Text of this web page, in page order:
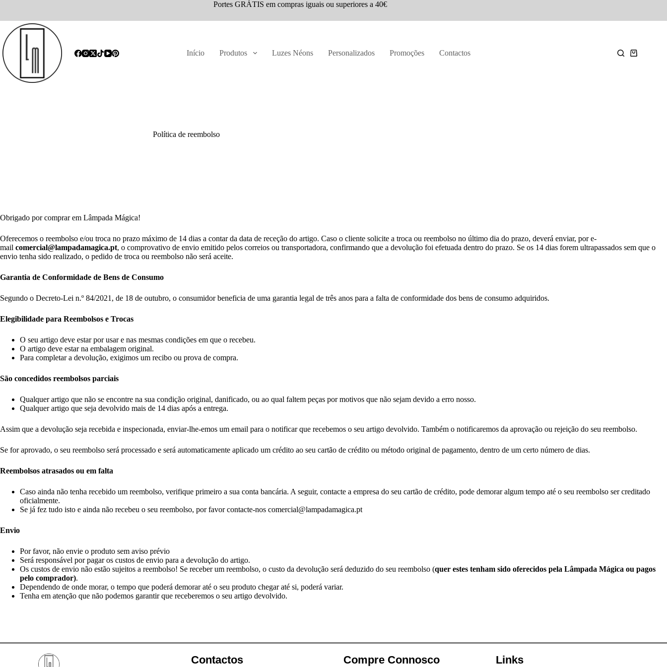
Portes GRÁTIS em compras iguais ou superiores a 40€
Início Produtos Luzes Néons Personalizados Promoções Contactos
Política de reembolso
Obrigado por comprar em Lâmpada Mágica!
Oferecemos o reembolso e/ou troca no prazo máximo de 14 dias a contar da data de receção do artigo. Caso o cliente solicite a troca ou reembolso no último dia do prazo, deverá enviar, por e-
mail comercial@lampadamagica.pt, o comprovativo de envio emitido pelos correios ou transportadora, confirmando que a devolução foi efetuada dentro do prazo. Se os 14 dias forem ultrapassados sem que o
envio tenha sido realizado, o pedido de troca ou reembolso não será aceite.
Garantia de Conformidade de Bens de Consumo
Segundo o Decreto-Lei n.º 84/2021, de 18 de outubro, o consumidor beneficia de uma garantia legal de três anos para a falta de conformidade dos bens de consumo adquiridos.
Elegibilidade para Reembolsos e Trocas
O seu artigo deve estar por usar e nas mesmas condições em que o recebeu.
O artigo deve estar na embalagem original.
Para completar a devolução, exigimos um recibo ou prova de compra.
São concedidos reembolsos parciais
Qualquer artigo que não se encontre na sua condição original, danificado, ou ao qual faltem peças por motivos que não sejam devido a erro nosso.
Qualquer artigo que seja devolvido mais de 14 dias após a entrega.
Assim que a devolução seja recebida e inspecionada, enviar-lhe-emos um email para o notificar que recebemos o seu artigo devolvido. Também o notificaremos da aprovação ou rejeição do seu reembolso.
Se for aprovado, o seu reembolso será processado e será automaticamente aplicado um crédito ao seu cartão de crédito ou método original de pagamento, dentro de um certo número de dias.
Reembolsos atrasados ou em falta
Caso ainda não tenha recebido um reembolso, verifique primeiro a sua conta bancária. A seguir, contacte a empresa do seu cartão de crédito, pode demorar algum tempo até o seu reembolso ser creditado
oficialmente.
Se já fez tudo isto e ainda não recebeu o seu reembolso, por favor contacte-nos comercial@lampadamagica.pt
Envio
Por favor, não envie o produto sem aviso prévio
Será responsável por pagar os custos de envio para a devolução do artigo.
Os custos de envio não estão sujeitos a reembolso! Se receber um reembolso, o custo da devolução será deduzido do seu reembolso (quer estes tenham sido oferecidos pela Lâmpada Mágica ou pagos
pelo comprador).
Dependendo de onde morar, o tempo que poderá demorar até o seu produto chegar até si, poderá variar.
Tenha em atenção que não podemos garantir que receberemos o seu artigo devolvido.
Contactos Compre Connosco Links